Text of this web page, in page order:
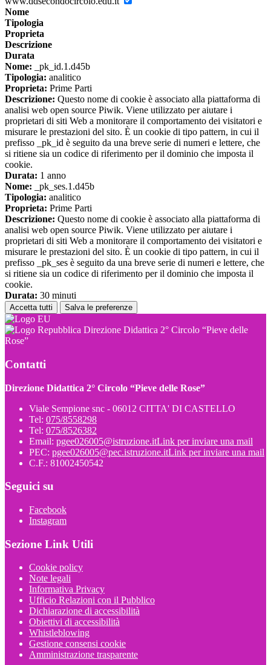
Nome
Tipologia
Proprieta
Descrizione
Durata
Nome: _pk_id.1.d45b
Tipologia: analitico
Proprieta: Prime Parti
Descrizione: Questo nome di cookie è associato alla piattaforma di
analisi web open source Piwik. Viene utilizzato per aiutare i
proprietari di siti Web a monitorare il comportamento dei visitatori e
misurare le prestazioni del sito. È un cookie di tipo pattern, in cui il
prefisso _pk_id è seguito da una breve serie di numeri e lettere, che
si ritiene sia un codice di riferimento per il dominio che imposta il
cookie.
Durata: 1 anno
Nome: _pk_ses.1.d45b
Tipologia: analitico
Proprieta: Prime Parti
Descrizione: Questo nome di cookie è associato alla piattaforma di
analisi web open source Piwik. Viene utilizzato per aiutare i
proprietari di siti Web a monitorare il comportamento dei visitatori e
misurare le prestazioni del sito. È un cookie di tipo pattern, in cui il
prefisso _pk_ses è seguito da una breve serie di numeri e lettere, che
si ritiene sia un codice di riferimento per il dominio che imposta il
cookie.
Durata: 30 minuti
Accetta tutti Salva le preferenze
Direzione Didattica 2° Circolo “Pieve delle
Rose”
Contatti
Direzione Didattica 2° Circolo “Pieve delle Rose”
Viale Sempione snc - 06012 CITTA' DI CASTELLO
Tel: 075/8558298
Tel: 075/8526382
Email: pgee026005@istruzione.itLink per inviare una mail
PEC: pgee026005@pec.istruzione.itLink per inviare una mail
C.F.: 81002450542
Seguici su
Facebook
Instagram
Sezione Link Utili
Cookie policy
Note legali
Informativa Privacy
Ufficio Relazioni con il Pubblico
Dichiarazione di accessibilità
Obiettivi di accessibilità
Whistleblowing
Gestione consensi cookie
Amministrazione trasparente